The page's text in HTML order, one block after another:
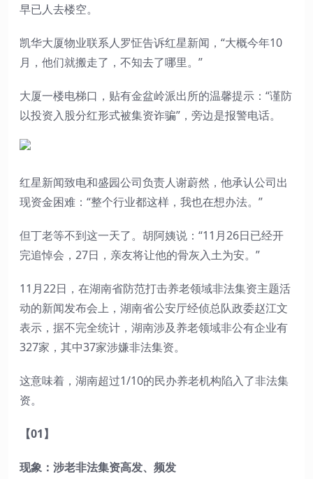
早已人去楼空。
凯华大厦物业联系人罗怔告诉红星新闻，“大概今年10
月，他们就搬走了，不知去了哪里。”
大厦一楼电梯口，贴有金盆岭派出所的温馨提示：“谨防
以投资入股分红形式被集资诈骗”，旁边是报警电话。
红星新闻致电和盛园公司负责人谢蔚然，他承认公司出
现资金困难：“整个行业都这样，我也在想办法。”
但丁老等不到这一天了。胡阿姨说：“11月26日已经开
完追悼会，27日，亲友将让他的骨灰入土为安。”
11月22日，在湖南省防范打击养老领域非法集资主题活
动的新闻发布会上，湖南省公安厅经侦总队政委赵江文
表示，据不完全统计，湖南涉及养老领域非公有企业有
327家，其中37家涉嫌非法集资。
这意味着，湖南超过1/10的民办养老机构陷入了非法集
资。
【01】
现象：涉老非法集资高发、频发